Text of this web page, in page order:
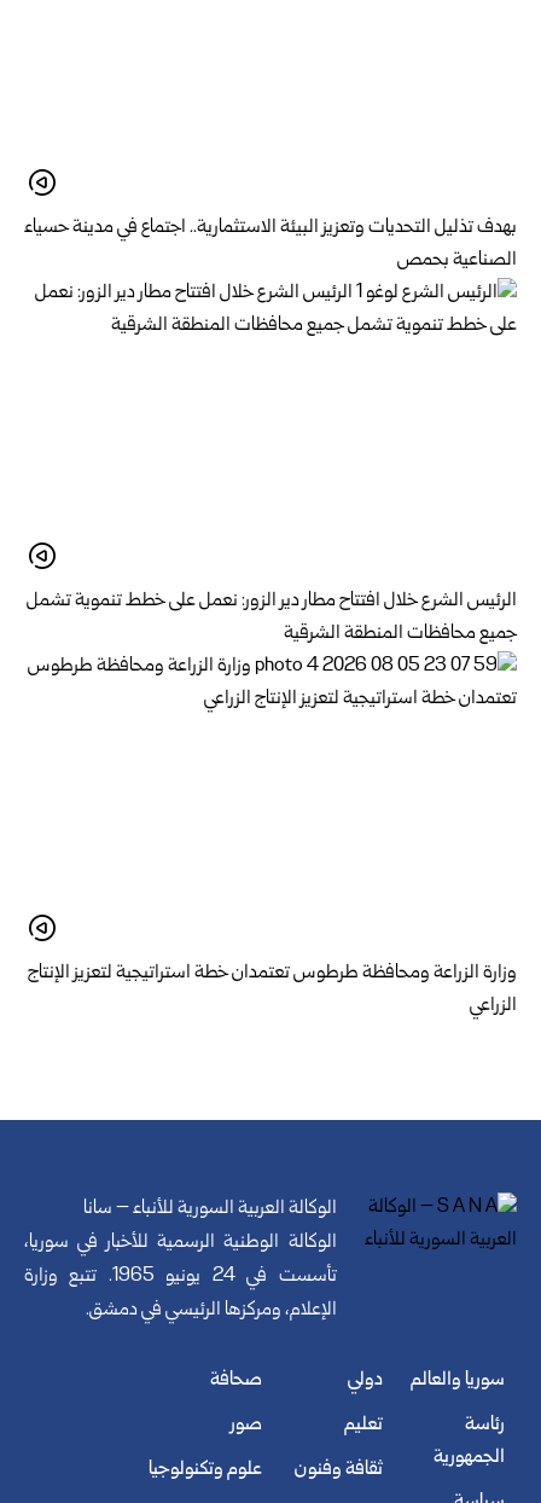
بهدف تذليل التحديات وتعزيز البيئة الاستثمارية.. اجتماع في مدينة حسياء
الصناعية بحمص
الرئيس الشرع خلال افتتاح مطار دير الزور: نعمل على خطط تنموية تشمل
جميع محافظات المنطقة الشرقية
وزارة الزراعة ومحافظة طرطوس تعتمدان خطة استراتيجية لتعزيز الإنتاج
الزراعي
الوكالة العربية السورية للأنباء – سانا
الوكالة الوطنية الرسمية للأخبار في سوريا،
تأسست في 24 يونيو 1965. تتبع وزارة
الإعلام، ومركزها الرئيسي في دمشق.
سوريا والعالم
رئاسة
الجمهورية
دولي
تعليم
ثقافة وفنون
صحافة
صور
علوم وتكنولوجيا